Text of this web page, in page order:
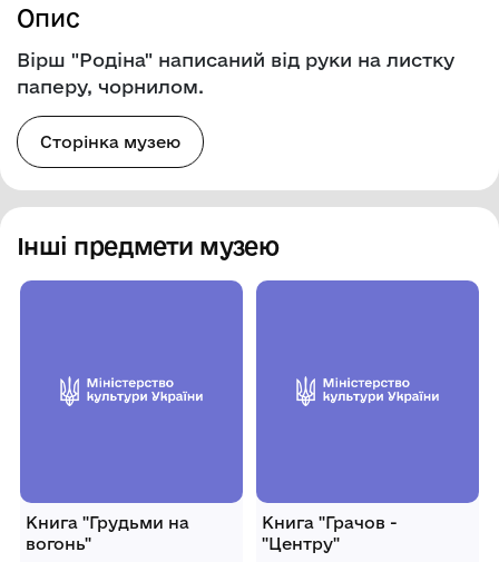
Опис
Вірш "Родіна" написаний від руки на листку
паперу, чорнилом.
Сторінка музею
Інші предмети музею
Книга "Грудьми на
вогонь"
Книга "Грачов -
"Центру"